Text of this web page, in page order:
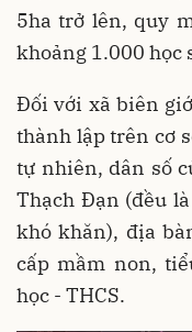
5ha trở lên, quy
khoảng 1.000
Đối với xã biên
thành lập trên cơ
tự nhiên, dân số
Thạch Đạn (đều
khó khăn), địa
cấp mầm non,
học - THCS.